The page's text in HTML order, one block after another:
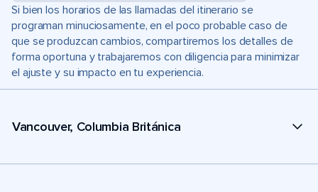
Si bien los horarios de las llamadas del itinerario se
programan minuciosamente, en el poco probable caso de
que se produzcan cambios, compartiremos los detalles de
forma oportuna y trabajaremos con diligencia para minimizar
el ajuste y su impacto en tu experiencia.
Vancouver, Columbia Británica